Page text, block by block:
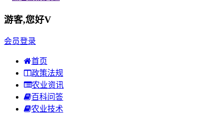
游客,您好V
会员登录
首页
政策法规
农业资讯
百科问答
农业技术